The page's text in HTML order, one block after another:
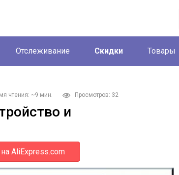
Отслеживание Скидки Товары
чтения: ~9 мин. Просмотров: 32
и
AliExpress.com